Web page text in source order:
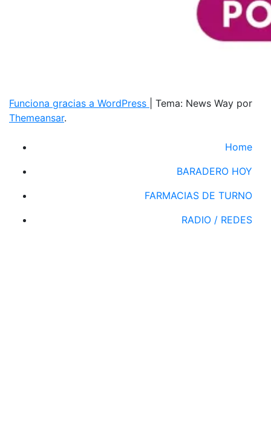
Funciona gracias a WordPress
Tema: News Way por
Themeansar.
Home
BARADERO HOY
FARMACIAS DE TURNO
RADIO / REDES